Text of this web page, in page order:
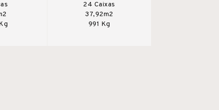
24 Caixas
37,92m2
991 Kg